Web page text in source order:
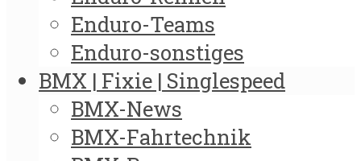
Enduro-Teams
Enduro-sonstiges
BMX | Fixie | Singlespeed
BMX-News
BMX-Fahrtechnik